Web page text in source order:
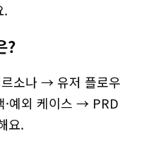
.
?
소나 → 유저 플로우
예외 케이스 → PRD
요.